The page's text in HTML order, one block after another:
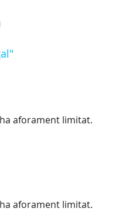
aforament limitat.
aforament limitat.